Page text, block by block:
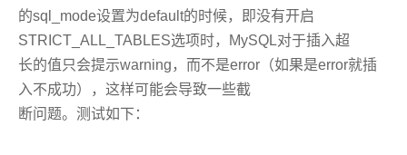
的sql_mode设置为default的时候，即没有开启
STRICT_ALL_TABLES选项时，MySQL对于插入超
长的值只会提示warning，而不是error（如果是error就插
入不成功），这样可能会导致一些截
断问题。测试如下：